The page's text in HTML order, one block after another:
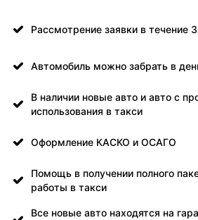
Рассмотрение заявки в течение
Автомобиль можно забрать в
В наличии новые авто и авто с
использования в такси
Оформление КАСКО и ОСАГО
Помощь в получении полного
работы в такси
Все новые авто находятся на